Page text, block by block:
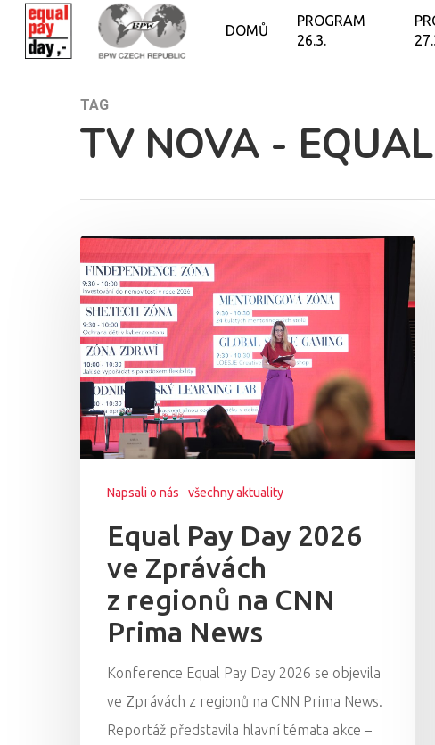
Hit enter to search or ESC to close
DOMŮ
PROGRAM
26.3.
TAG
TV NOVA -
Napsali o nás všechny aktuality
Equal Pay Day 2026
ve Zprávách
z regionů na CNN
Prima News
Konference Equal Pay Day 2026 se objevila
ve Zprávách z regionů na CNN Prima News.
Reportáž představila hlavní témata akce –